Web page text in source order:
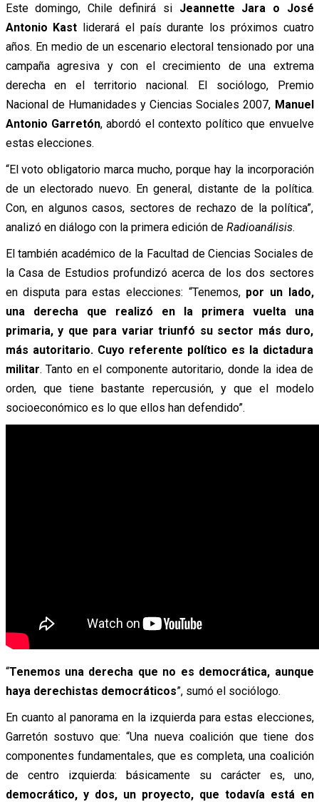
Este domingo, Chile definirá si Jeannette Jara o José
Antonio Kast liderará el país durante los próximos cuatro
años. En medio de un escenario electoral tensionado por una
campaña agresiva y con el crecimiento de una extrema
derecha en el territorio nacional. El sociólogo, Premio
Nacional de Humanidades y Ciencias Sociales 2007, Manuel
Antonio Garretón, abordó el contexto político que envuelve
estas elecciones.
“El voto obligatorio marca mucho, porque hay la incorporación
de un electorado nuevo. En general, distante de la política.
Con, en algunos casos, sectores de rechazo de la política”,
analizó en diálogo con la primera edición de Radioanálisis.
El también académico de la Facultad de Ciencias Sociales de
la Casa de Estudios profundizó acerca de los dos sectores
en disputa para estas elecciones: “Tenemos,por un lado,
una derecha que realizó en la primera vuelta una
primaria, y que para variar triunfó su sector más duro,
más autoritario. Cuyo referente político es la dictadura
militar. Tanto en el componente autoritario, donde la idea de
orden, que tiene bastante repercusión, y que el modelo
socioeconómico es lo que ellos han defendido”.
“Tenemos una derecha que no es democrática, aunque
haya derechistas democráticos”, sumó el sociólogo.
En cuanto al panorama en la izquierda para estas elecciones,
Garretón sostuvo que: “Una nueva coalición que tiene dos
componentes fundamentales, que es completa, una coalición
de centro izquierda: básicamente su carácter es, uno,
democrático, y dos, un proyecto, que todavía está en